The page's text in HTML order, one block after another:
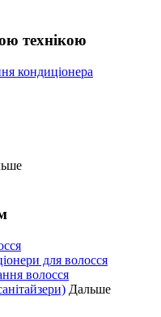
технікою
кондиціонера
для волосся
волосся
Дальше